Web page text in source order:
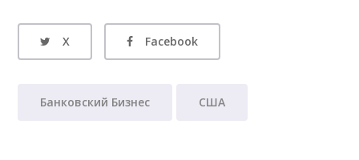
X Facebook
Банковский Бизнес США